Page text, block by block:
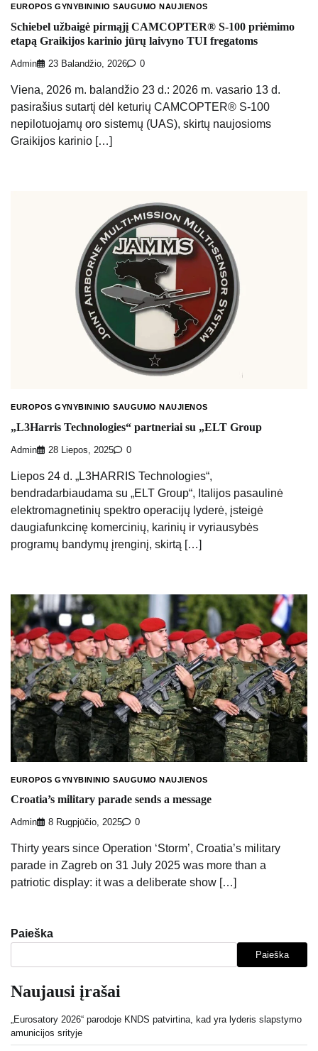
EUROPOS GYNYBININIO SAUGUMO NAUJIENOS
Schiebel užbaigė pirmąjį CAMCOPTER® S-100 priėmimo
etapą Graikijos karinio jūrų laivyno TUI fregatoms
Admin 23 Balandžio, 2026 0
Viena, 2026 m. balandžio 23 d.: 2026 m. vasario 13 d.
pasirašius sutartį dėl keturių CAMCOPTER® S-100
nepilotuojamų oro sistemų (UAS), skirtų naujosioms
Graikijos karinio […]
EUROPOS GYNYBININIO SAUGUMO NAUJIENOS
„L3Harris Technologies“ partneriai su „ELT Group
Admin 28 Liepos, 2025 0
Liepos 24 d. „L3HARRIS Technologies“,
bendradarbiaudama su „ELT Group“, Italijos pasaulinė
elektromagnetinių spektro operacijų lyderė, įsteigė
daugiafunkcinę komercinių, karinių ir vyriausybės
programų bandymų įrenginį, skirtą […]
EUROPOS GYNYBININIO SAUGUMO NAUJIENOS
Croatia’s military parade sends a message
Admin 8 Rugpjūčio, 2025 0
Thirty years since Operation ‘Storm’, Croatia’s military
parade in Zagreb on 31 July 2025 was more than a
patriotic display: it was a deliberate show […]
Paieška
Paieška
Naujausi įrašai
„Eurosatory 2026“ parodoje KNDS patvirtina, kad yra lyderis slapstymo
amunicijos srityje